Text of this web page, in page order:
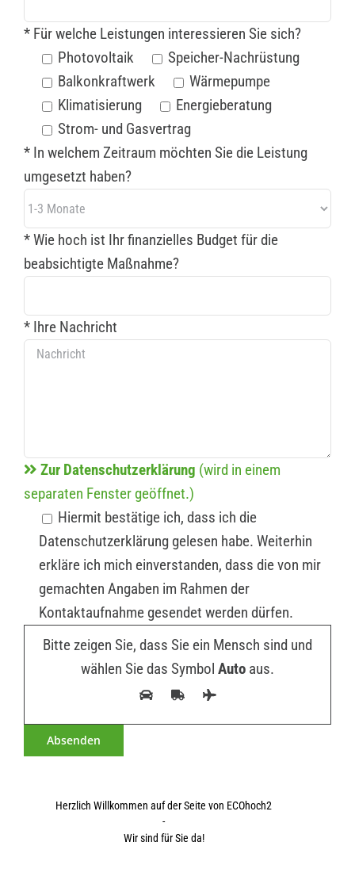
* Für welche Leistungen interessieren Sie sich?
Photovoltaik
Speicher-Nachrüstung
Balkonkraftwerk
Wärmepumpe
Klimatisierung
Energieberatung
Strom- und Gasvertrag
* In welchem Zeitraum möchten Sie die Leistung
umgesetzt haben?
* Wie hoch ist Ihr finanzielles Budget für die
beabsichtigte Maßnahme?
* Ihre Nachricht
Zur Datenschutzerklärung (wird in einem
separaten Fenster geöffnet.)
Hiermit bestätige ich, dass ich die
Datenschutzerklärung gelesen habe. Weiterhin
erkläre ich mich einverstanden, dass die von mir
gemachten Angaben im Rahmen der
Kontaktaufnahme gesendet werden dürfen.
Bitte zeigen Sie, dass Sie ein Mensch sind und
wählen Sie das Symbol Auto aus.
Herzlich Willkommen auf der Seite von ECOhoch2
-
Wir sind für Sie da!